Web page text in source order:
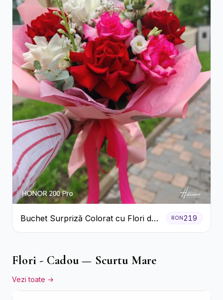
Buchet Surpriză Colorat cu Flori de
Sezon
RON 219
Flori - Cadou — Scurtu Mare
Vezi toate →